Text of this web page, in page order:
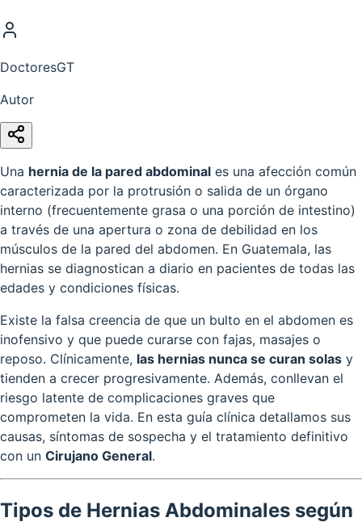
DoctoresGT
Autor
Una hernia de la pared abdominal es una afección común
caracterizada por la protrusión o salida de un órgano
interno (frecuentemente grasa o una porción de intestino)
a través de una apertura o zona de debilidad en los
músculos de la pared del abdomen. En Guatemala, las
hernias se diagnostican a diario en pacientes de todas las
edades y condiciones físicas.
Existe la falsa creencia de que un bulto en el abdomen es
inofensivo y que puede curarse con fajas, masajes o
reposo. Clínicamente, las hernias nunca se curan solas y
tienden a crecer progresivamente. Además, conllevan el
riesgo latente de complicaciones graves que
comprometen la vida. En esta guía clínica detallamos sus
causas, síntomas de sospecha y el tratamiento definitivo
con un Cirujano General.
Tipos de Hernias Abdominales según